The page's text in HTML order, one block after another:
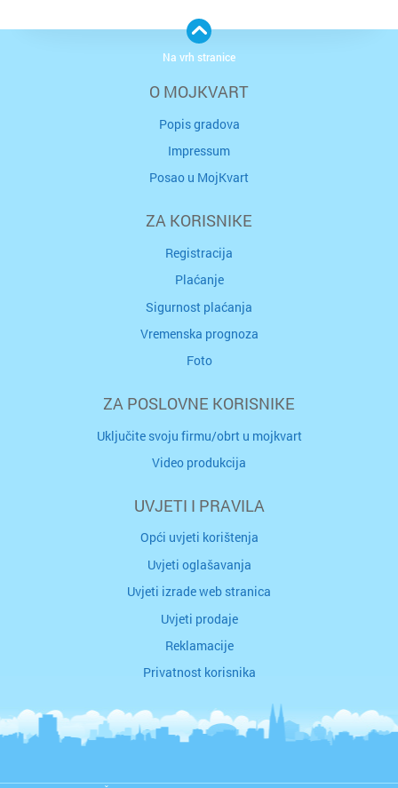
O MOJKVART
Popis gradova
Impressum
Posao u MojKvart
ZA KORISNIKE
Registracija
Plaćanje
Sigurnost plaćanja
Vremenska prognoza
Foto
ZA POSLOVNE KORISNIKE
Uključite svoju firmu/obrt u mojkvart
Video produkcija
UVJETI I PRAVILA
Opći uvjeti korištenja
Uvjeti oglašavanja
Uvjeti izrade web stranica
Uvjeti prodaje
Reklamacije
Privatnost korisnika
Na vrh stranice